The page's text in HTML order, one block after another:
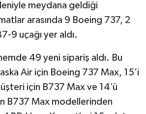
meydana geldiği
arasında 9 Boeing 737, 2
9 uçağı yer aldı.
49 yeni sipariş aldı. Bu
Air için Boeing 737 Max, 15’i
için B737 Max ve 14’ü
B737 Max modellerinden